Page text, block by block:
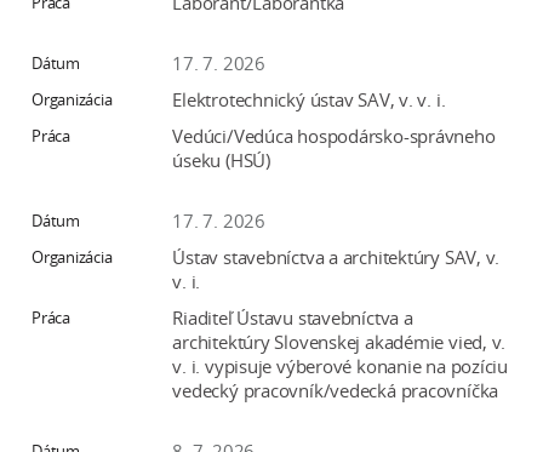
A
17. 7. 2026
Elektrotechnický ústav SAV, v. v. i.
Vedúci/Vedúca hospodársko-správneho
úseku (HSÚ)
17. 7. 2026
Ústav stavebníctva a architektúry SAV, v.
v. i.
Riaditeľ Ústavu stavebníctva a
architektúry Slovenskej akadémie vied, v.
v. i. vypisuje výberové konanie na pozíciu
vedecký pracovník/vedecká pracovníčka